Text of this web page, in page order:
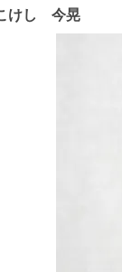
けし 今晃